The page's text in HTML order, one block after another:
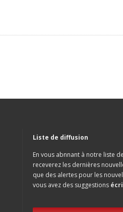
Liste de diffusion
En vous abnnant à notre liste
receverez les dernières
que des alertes pour les
vous avez des suggestions